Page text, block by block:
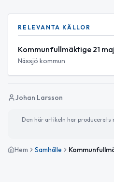
RELEVANTA KÄLLOR
Kommunfullmäktige 21 maj
Nässjö kommun
Johan Larsson
Den här artikeln har
Hem Samhälle